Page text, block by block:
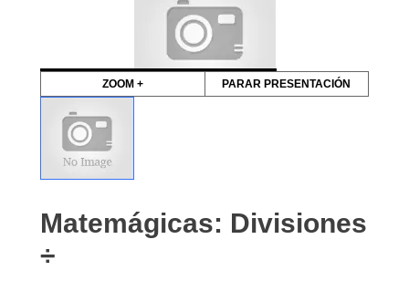
ZOOM + PARAR PRESENTACIÓN
Matemágicas: Divisiones
÷